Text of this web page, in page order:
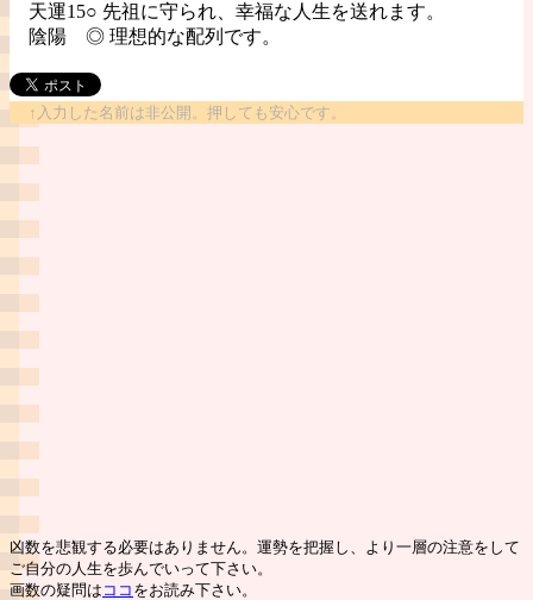
天運15○ 先祖に守られ、幸福な人生を送れます。
陰陽 ◎ 理想的な配列です。
↑入力した名前は非公開。押しても安心です。
凶数を悲観する必要はありません。運勢を把握し、より一層の注意をして
ご自分の人生を歩んでいって下さい。
画数の疑問は ココ をお読み下さい。